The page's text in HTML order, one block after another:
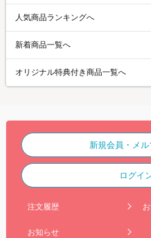
人気商品ランキングへ
新着商品一覧へ
オリジナル特典付き商品一覧へ
新規会員・メ
ログイ
注文履歴
お知らせ